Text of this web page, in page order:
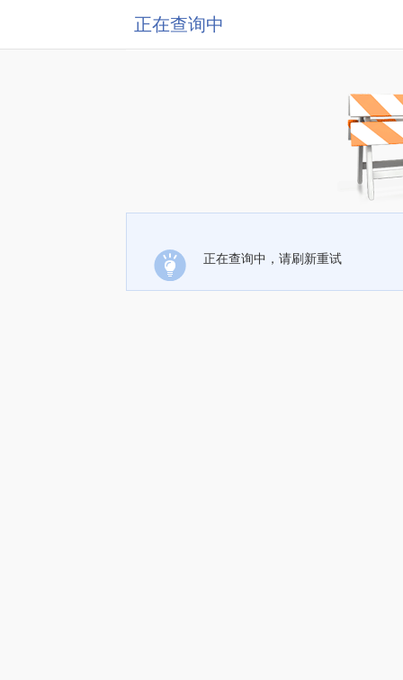
正在查询中
正在查询中，请刷新重试